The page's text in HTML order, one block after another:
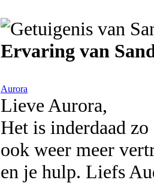
Ervaring van
Aurora
Lieve Aurora,
Het is inderdaad
ook weer meer
en je hulp. Liefs